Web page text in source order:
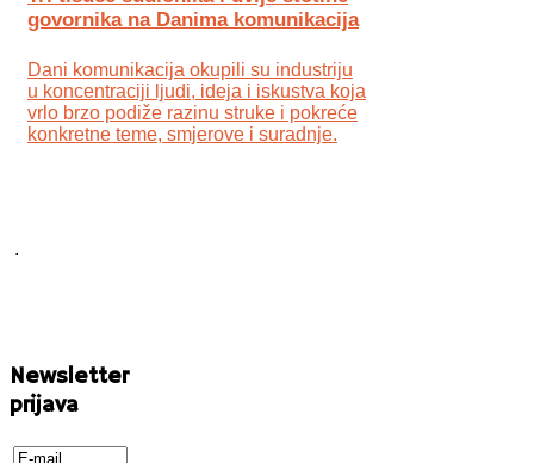
govornika na Danima komunikacija
Dani komunikacija okupili su industriju
u koncentraciji ljudi, ideja i iskustva koja
vrlo brzo podiže razinu struke i pokreće
konkretne teme, smjerove i suradnje.
.
Newsletter
prijava